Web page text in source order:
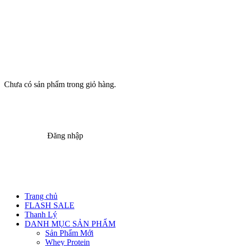
Chưa có sản phẩm trong giỏ hàng.
Đăng nhập
Trang chủ
FLASH SALE
Thanh Lý
DANH MỤC SẢN PHẨM
Sản Phẩm Mới
Whey Protein